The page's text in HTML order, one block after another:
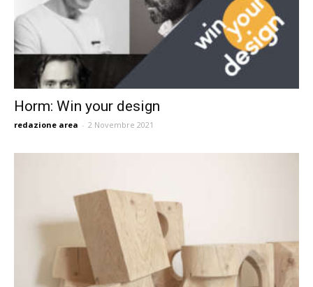
Horm: Win your design
redazione area - 2 Novembre 2021